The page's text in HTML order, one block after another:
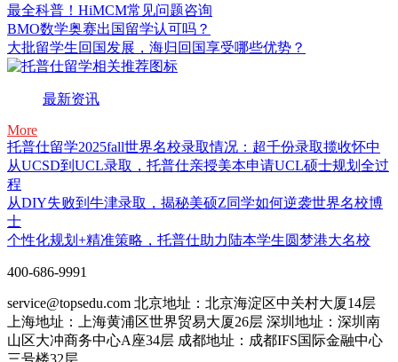
最全科普！HiMCM常见问题咨询
BMO数学奥赛出国留学认可吗？
大批留学生回国发展，海归回国享受哪些优势？
最新资讯
More
托普仕留学2025fall世界名校录取情况：超千份录取揽收怀中
从UCSD到UCL录取，托普仕亲授美本申请UCL硕士规划全过
程
从DIY失败到牛津录取，揭秘美硕Z同学如何逆袭世界名校博
士
个性化规划+精准策略，托普仕助力陆本学生圆梦港大名校
400-686-9991
service@topsedu.com 北京地址：北京海淀区中关村大厦14层
上海地址：上海黄浦区世界贸易大厦26层 深圳地址：深圳南
山区大冲商务中心A座34层 成都地址：成都IFS国际金融中心
三号楼32层